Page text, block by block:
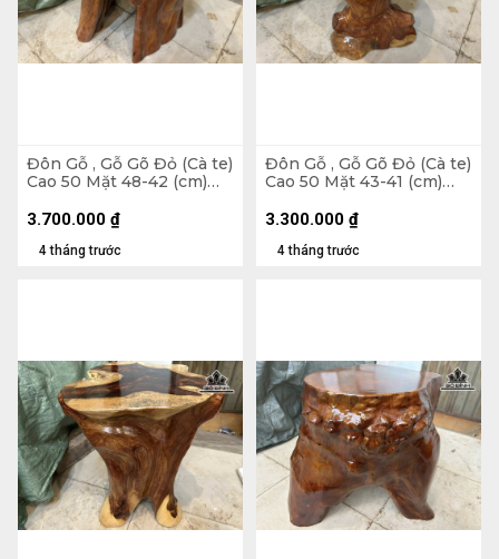
Đôn Gỗ , Gỗ Gõ Đỏ (Cà te)
Cao 50 Mặt 48-42 (cm)
4 tháng trước
3.700.000 ₫
Đôn Gỗ , Gỗ Gõ Đỏ (Cà te)
Cao 50 Mặt 43-41 (cm)
4 tháng trước
3.300.000 ₫